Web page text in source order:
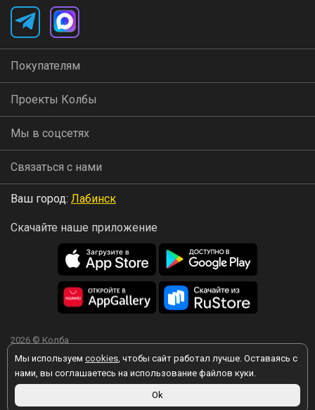
Мы используем cookies, чтобы сайт работал лучше. Оставаясь с
нами, вы соглашаетесь на использование файлов куки.
Ok
Покупателям
Проекты Колбы
Мы в соцсетях
Связаться с нами
Ваш город: Лабинск
Скачайте наше приложение
2026 © Колба
Вы принимаете условия политики в отношении обработки
персональных данных